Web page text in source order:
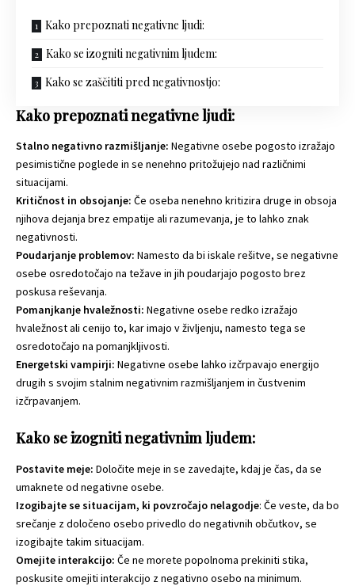
Kako prepoznati negativne ljudi:
Kako se izogniti negativnim ljudem:
Kako se zaščititi pred negativnostjo:
Kako prepoznati negativne ljudi:
Stalno negativno razmišljanje: Negativne osebe pogosto izražajo
pesimistične poglede in se nenehno pritožujejo nad različnimi
situacijami.
Kritičnost in obsojanje: Če oseba nenehno kritizira druge in obsoja
njihova dejanja brez empatije ali razumevanja, je to lahko znak
negativnosti.
Poudarjanje problemov: Namesto da bi iskale rešitve, se negativne
osebe osredotočajo na težave in jih poudarjajo pogosto brez
poskusa reševanja.
Pomanjkanje hvaležnosti: Negativne osebe redko izražajo
hvaležnost ali cenijo to, kar imajo v življenju, namesto tega se
osredotočajo na pomanjkljivosti.
Energetski vampirji: Negativne osebe lahko izčrpavajo energijo
drugih s svojim stalnim negativnim razmišljanjem in čustvenim
izčrpavanjem.
Kako se izogniti negativnim ljudem:
Postavite meje: Določite meje in se zavedajte, kdaj je čas, da se
umaknete od negativne osebe.
Izogibajte se situacijam, ki povzročajo nelagodje: Če veste, da bo
srečanje z določeno osebo privedlo do negativnih občutkov, se
izogibajte takim situacijam.
Omejite interakcijo: Če ne morete popolnoma prekiniti stika,
poskusite omejiti interakcijo z negativno osebo na minimum.